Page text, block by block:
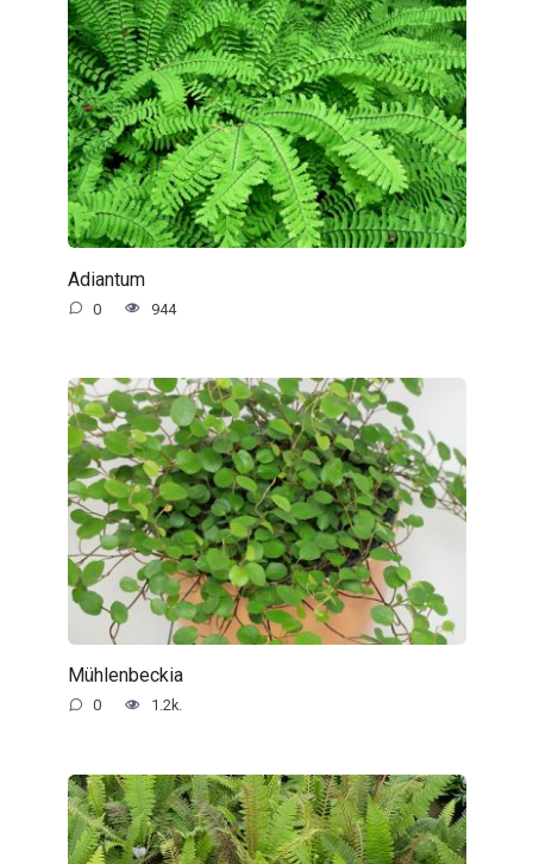
Adiantum
0 944
Mühlenbeckia
0 1.2k.